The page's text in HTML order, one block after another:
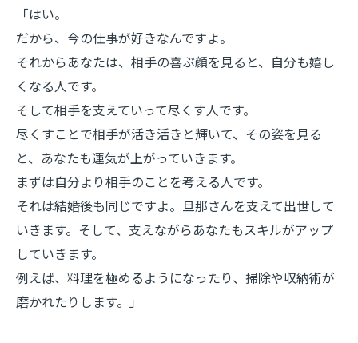
「はい。
だから、今の仕事が好きなんですよ。
それからあなたは、相手の喜ぶ顔を見ると、自分も嬉し
くなる人です。
そして相手を支えていって尽くす人です。
尽くすことで相手が活き活きと輝いて、その姿を見る
と、あなたも運気が上がっていきます。
まずは自分より相手のことを考える人です。
それは結婚後も同じですよ。旦那さんを支えて出世して
いきます。そして、支えながらあなたもスキルがアップ
していきます。
例えば、料理を極めるようになったり、掃除や収納術が
磨かれたりします。」